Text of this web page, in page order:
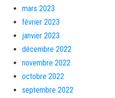
mars 2023
février 2023
janvier 2023
décembre 2022
novembre 2022
octobre 2022
septembre 2022